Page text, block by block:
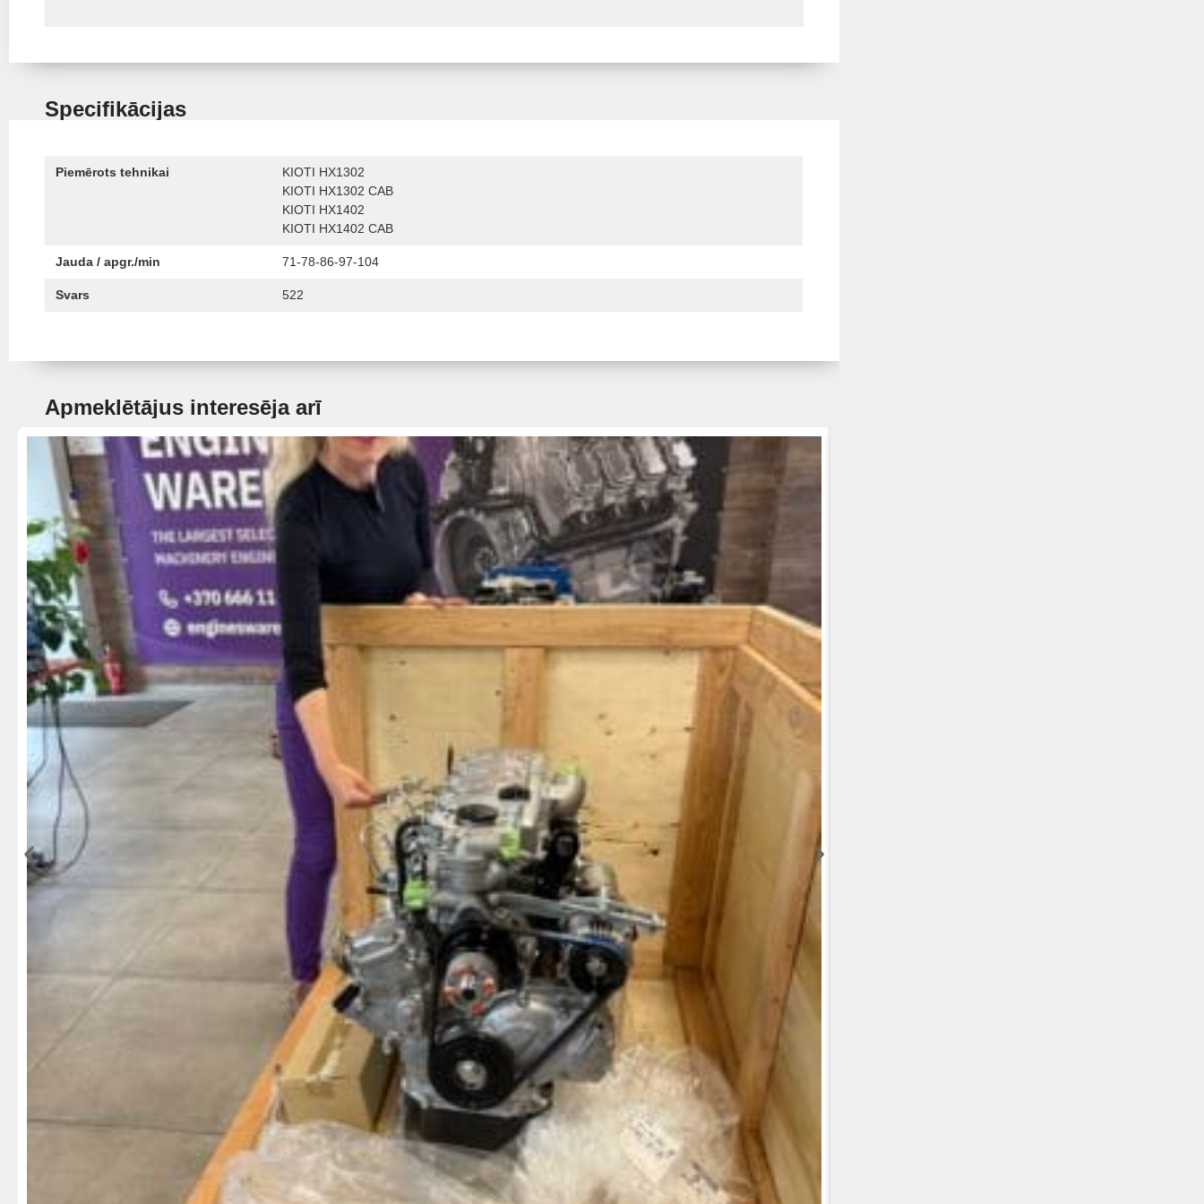
Specifikācijas
Piemērots tehnikai
KIOTI HX1302
KIOTI HX1302 CAB
KIOTI HX1402
KIOTI HX1402 CAB
Jauda / apgr./min 71-78-86-97-104
Svars 522
Apmeklētājus interesēja arī